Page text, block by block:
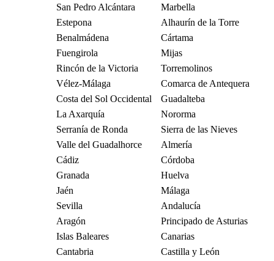
San Pedro Alcántara
Marbella
Estepona
Alhaurín de la Torre
Benalmádena
Cártama
Fuengirola
Mijas
Rincón de la Victoria
Torremolinos
Vélez-Málaga
Comarca de Antequera
Costa del Sol Occidental
Guadalteba
La Axarquía
Nororma
Serranía de Ronda
Sierra de las Nieves
Valle del Guadalhorce
Almería
Cádiz
Córdoba
Granada
Huelva
Jaén
Málaga
Sevilla
Andalucía
Aragón
Principado de Asturias
Islas Baleares
Canarias
Cantabria
Castilla y León